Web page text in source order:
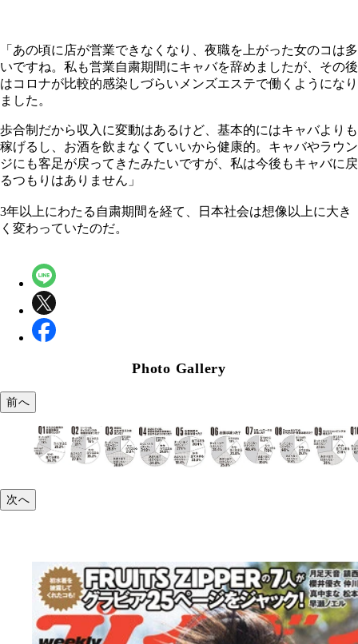
「あの頃に店が営業できなくなり、夜職を上がった女のコは多
いですね。私も営業自粛期間にキャバを辞めましたが、その後
はコロナが比較的感染しづらいメンズエステで働くようになり
ました。
歩合制だから収入に変動はあるけど、基本的にはキャバよりも
稼げるし、お酒を飲まなくていいから健康的。キャバやラウン
ジにも客足が戻ってきたみたいですが、私は今後もキャバに戻
るつもりはありません」
3年以上にわたる自粛期間を経て、日本社会は想像以上に大き
く変わっていたのだ。
Photo Gallery
前へ
次へ